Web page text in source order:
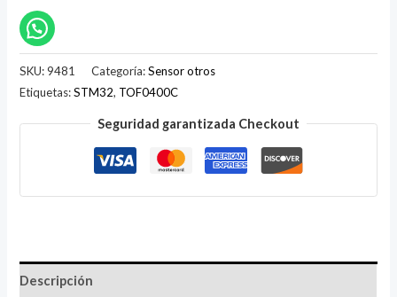
SKU:9481 Categoría:Sensor otros
Etiquetas:STM32, TOF0400C
Seguridad garantizada Checkout
Descripción